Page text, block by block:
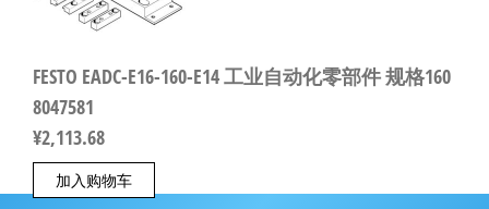
FESTO EADC-E16-160-E14 工业自动化零部件 规格160
8047581
¥2,113.68
加入购物车